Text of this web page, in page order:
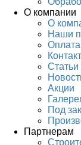
О компании
О
Наши
Оплата
Статьи
Акции
Под
Партнерам